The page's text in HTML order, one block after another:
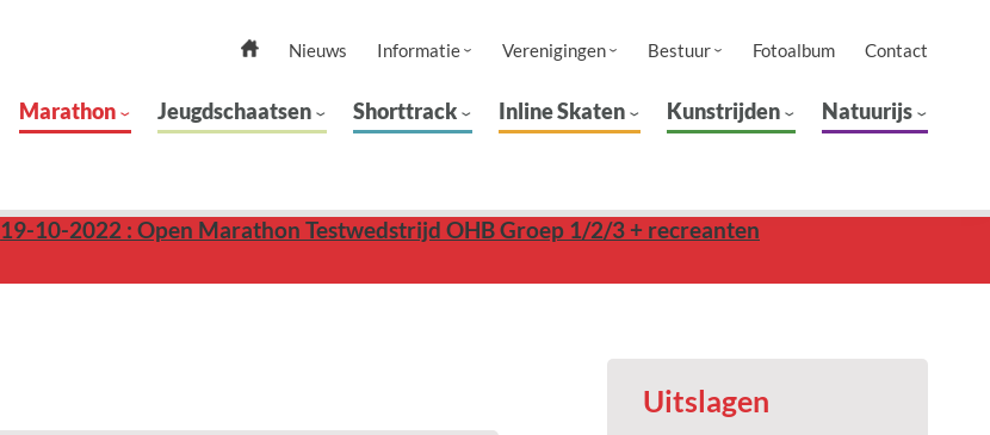
Nieuws Informatie Verenigingen Bestuur Fotoalbum Contact
Marathon Jeugdschaatsen Shorttrack Inline Skaten Kunstrijden Natuurijs
19-10-2022 : Open Marathon Testwedstrijd OHB Groep 1/2/3 + recreanten
Uitslagen